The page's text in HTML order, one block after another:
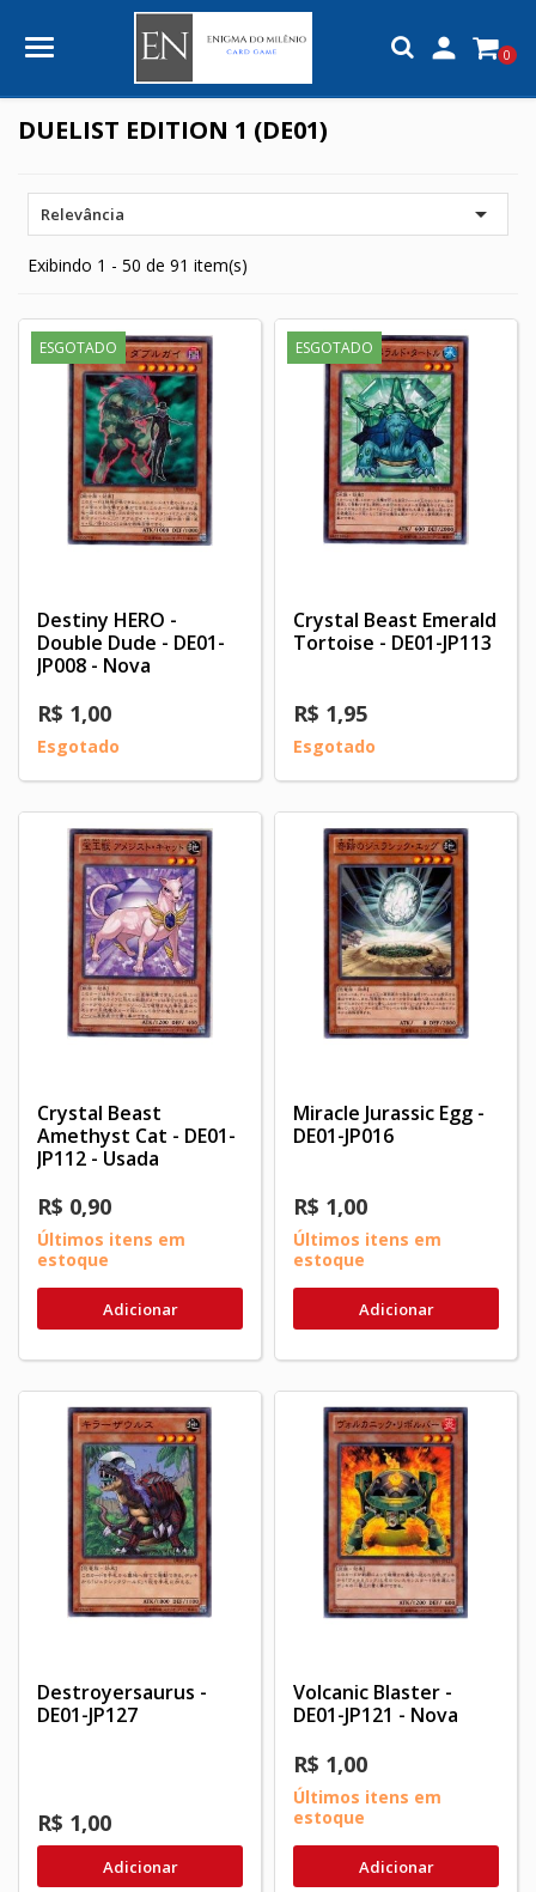
 0
DUELIST EDITION 1 (DE01)
Relevância 
Exibindo 1 - 50 de 91 item(s)
ESGOTADO
Destiny HERO -
Double Dude - DE01-
JP008 - Nova
R$ 1,00
Esgotado
ESGOTADO
Crystal Beast Emerald
Tortoise - DE01-JP113
R$ 1,95
Esgotado
Crystal Beast
Amethyst Cat - DE01-
JP112 - Usada
R$ 0,90
Últimos itens em
estoque
Adicionar
Miracle Jurassic Egg -
DE01-JP016
R$ 1,00
Últimos itens em
estoque
Adicionar
Destroyersaurus -
DE01-JP127
R$ 1,00
Adicionar
Volcanic Blaster -
DE01-JP121 - Nova
R$ 1,00
Últimos itens em
estoque
Adicionar